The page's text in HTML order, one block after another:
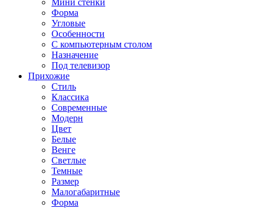
Мини стенки
Форма
Угловые
Особенности
С компьютерным столом
Назначение
Под телевизор
Прихожие
Стиль
Классика
Современные
Модерн
Цвет
Белые
Венге
Светлые
Темные
Размер
Малогабаритные
Форма